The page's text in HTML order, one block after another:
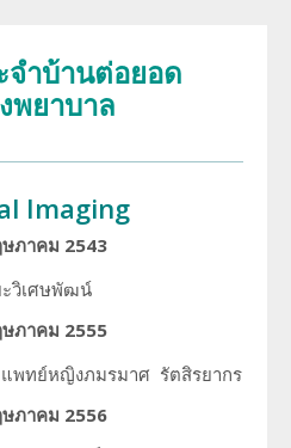
า
านหนังสือ
ำบ้านต่อยอด
พยาบาล
Imaging
ภาคม 2543
วิเศษพัฒน์
ภาคม 2555
แพทย์หญิงภมรมาศ รัตสิรยากร
ภาคม 2556